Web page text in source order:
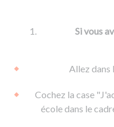
Passer l'ETM
Permis voiture
Permis remorque
Permis &
De la conduite
De la conduite à
Permis poids
Si vous
Allez
Cochez la case
école dans le